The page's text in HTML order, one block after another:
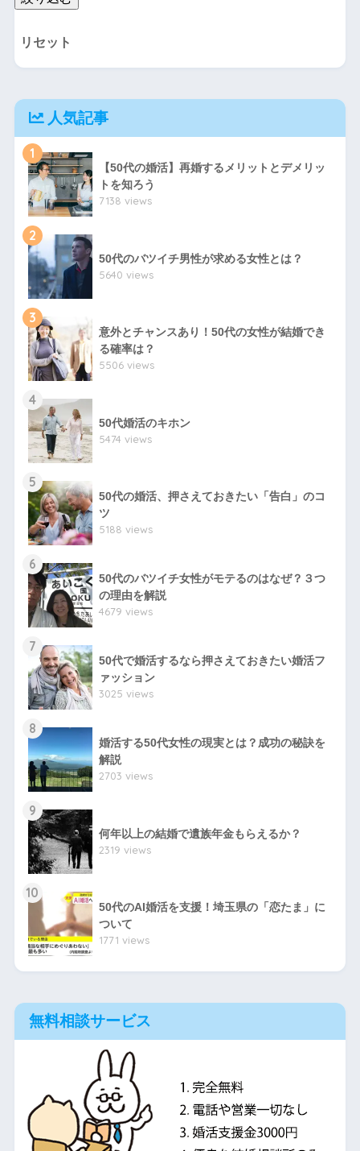
リセット
人気記事
1
【50代の婚活】再婚するメリットとデメリッ
トを知ろう
7138 views
2
50代のバツイチ男性が求める女性とは？
5640 views
3
意外とチャンスあり！50代の女性が結婚でき
る確率は？
5506 views
4
50代婚活のキホン
5474 views
5
50代の婚活、押さえておきたい「告白」のコ
ツ
5188 views
6
50代のバツイチ女性がモテるのはなぜ？３つ
の理由を解説
4679 views
7
50代で婚活するなら押さえておきたい婚活フ
ァッション
3025 views
8
婚活する50代女性の現実とは？成功の秘訣を
解説
2703 views
9
何年以上の結婚で遺族年金もらえるか？
2319 views
10
50代のAI婚活を支援！埼玉県の「恋たま」に
ついて
1771 views
無料相談サービス